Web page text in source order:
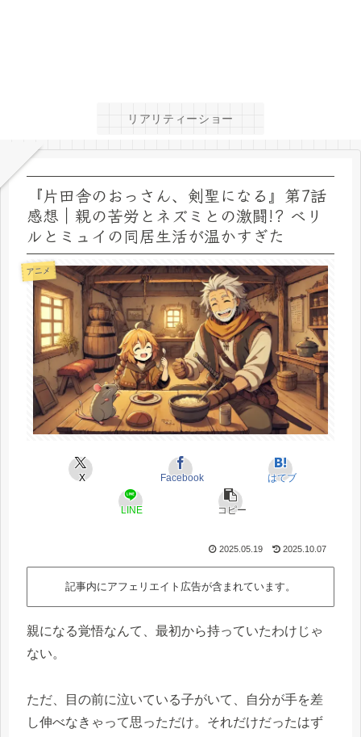
リアリティーショー
『片田舎のおっさん、剣聖になる』第7話
感想｜親の苦労とネズミとの激闘!? ベリ
ルとミュイの同居生活が温かすぎた
アニメ
X Facebook はてブ
LINE コピー
2025.05.19 2025.10.07
記事内にアフェリエイト広告が含まれています。
親になる覚悟なんて、最初から持っていたわけじゃ
ない。
ただ、目の前に泣いている子がいて、自分が手を差
し伸べなきゃって思っただけ。それだけだったはず